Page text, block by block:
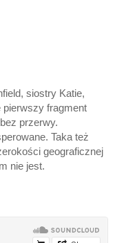
siostry Katie,
pierwszy fragment
przerwy.
Taka też
geograficznej
nie jest.